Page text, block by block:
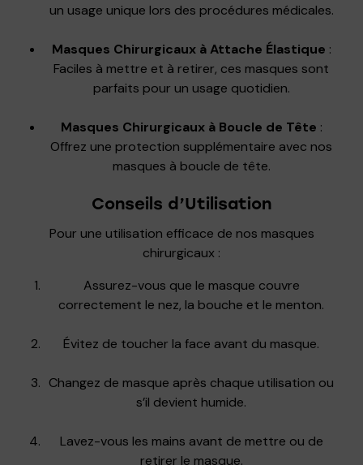
un usage unique lors des procédures médicales.
Masques Chirurgicaux à Attache Élastique :
Faciles à mettre et à retirer, ces masques sont
parfaits pour un usage quotidien.
Masques Chirurgicaux à Boucle de Tête :
Offrez une protection supplémentaire avec nos
masques à boucle de tête.
Conseils d’Utilisation
Pour une utilisation efficace de nos masques
chirurgicaux :
Assurez-vous que le masque couvre
correctement le nez, la bouche et le menton.
Évitez de toucher la face avant du masque.
Changez de masque après chaque utilisation ou
s’il devient humide.
Lavez-vous les mains avant de mettre ou de
retirer le masque.